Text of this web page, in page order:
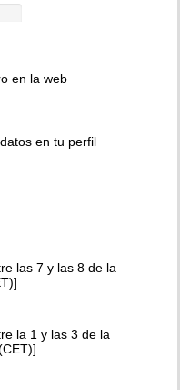
en la web
en tu perfil
las 7 y las 8 de la
la 1 y las 3 de la